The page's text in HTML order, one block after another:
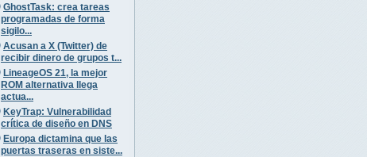
GhostTask: crea tareas
programadas de forma
sigilo...
Acusan a X (Twitter) de
recibir dinero de grupos t...
LineageOS 21, la mejor
ROM alternativa llega
actua...
KeyTrap: Vulnerabilidad
crítica de diseño en DNS
Europa dictamina que las
puertas traseras en siste...